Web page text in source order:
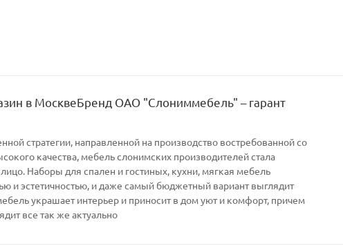
в МосквеБренд ОАО "Слониммебель" – гарант
стратегии, направленной на производство востребованной со
качества, мебель слонимских производителей стала
Наборы для спален и гостиных, кухни, мягкая мебель
и эстетичностью, и даже самый бюджетный вариант выглядит
украшает интерьер и приносит в дом уют и комфорт, причем
все так же актуально